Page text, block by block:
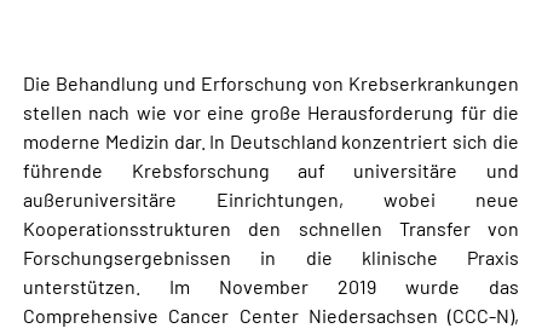
Die Behandlung und Erforschung von Krebserkrankungen
stellen nach wie vor eine große Herausforderung für die
moderne Medizin dar. In Deutschland konzentriert sich die
führende Krebsforschung auf universitäre und
außeruniversitäre Einrichtungen, wobei neue
Kooperationsstrukturen den schnellen Transfer von
Forschungsergebnissen in die klinische Praxis
unterstützen. Im November 2019 wurde das
Comprehensive Cancer Center Niedersachsen (CCC-N),